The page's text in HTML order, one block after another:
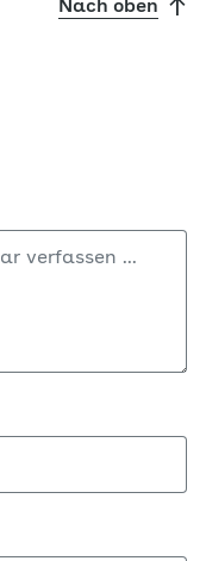
Nach oben